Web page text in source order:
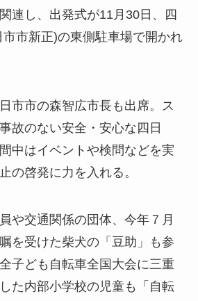
連し、出発式が11月30日、四
市市新正)の東側駐車場で開かれ
市市の森智広市長も出席。ス
故のない安全・安心な四日
中はイベントや検問などを実
の啓発に力を入れる。
や交通関係の団体、今年７月
を受けた柴犬の「豆助」も参
子ども自転車全国大会に三重
た内部小学校の児童も「自転